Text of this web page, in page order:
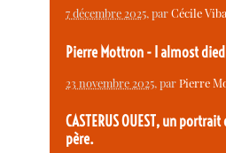
7 décembre 2025, parCécile
Pierre Mottron - I almost died
23 novembre 2025, parPierre
CASTERUS OUEST, un
père.